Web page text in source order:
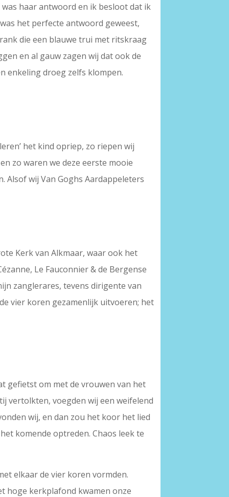
was haar antwoord en ik besloot dat ik
het perfecte antwoord geweest,
die een blauwe trui met ritskraag
en al gauw zagen wij dat ook de
enkeling droeg zelfs klompen.
het kind opriep, zo riepen wij
zo waren we deze eerste mooie
Alsof wij Van Goghs Aardappeleters
Kerk van Alkmaar, waar ook het
Le Fauconnier & de Bergense
zanglerares, tevens dirigente van
vier koren gezamenlijk uitvoeren; het
gefietst om met de vrouwen van het
vertolkten, voegden wij een weifelend
wij, en dan zou het koor het lied
komende optreden. Chaos leek te
elkaar de vier koren vormden.
hoge kerkplafond kwamen onze